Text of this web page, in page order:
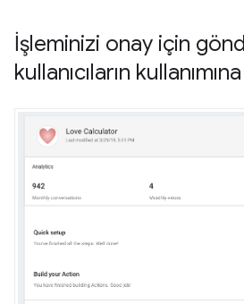
İşleminizi onay için
kullanıcıların